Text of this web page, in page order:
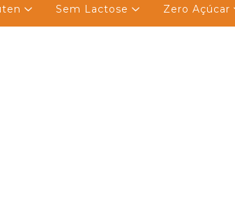
Sem Lactose Zero Açúcar